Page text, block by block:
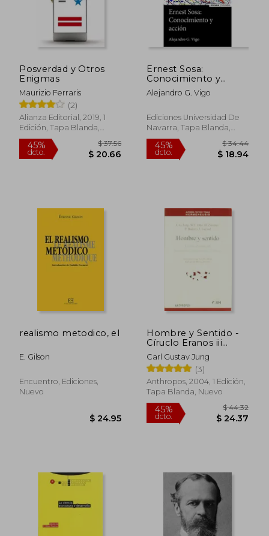
45%
dcto.
Posverdad y Otros
Enigmas
Maurizio Ferraris
(2)
Alianza Editorial, 2019, 1
Edición, Tapa Blanda,
Nuevo
45%
Ernest Sosa:
Conocimiento y
Acción
Alejandro G. Vigo
Ediciones Universidad De
Navarra, Tapa Blanda,
Nuevo
45%
realismo metodico, el
E. Gilson
Encuentro, Ediciones,
Nuevo
Hombre y Sentido -
Círuclo Eranos iii
(Hermeneusis)
Carl Gustav Jung
(3)
Anthropos, 2004, 1 Edición,
Tapa Blanda, Nuevo